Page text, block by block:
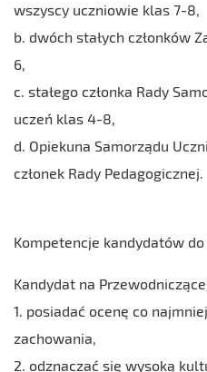
wszyscy uczniowie klas 7-8,
b. dwóch stałych członków
6,
c. stałego członka Rady
uczeń klas 4-8,
d. Opiekuna Samorządu
członek Rady Pedagogicznej.
§
Kompetencje kandydatów
Kandydat na
1. posiadać ocenę co
zachowania,
2. odznaczać się wysoką